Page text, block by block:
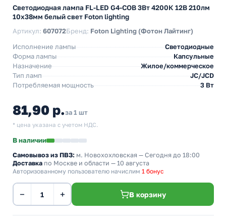
Светодиодная лампа FL-LED G4-COB 3Вт 4200К 12В 210лм
10x38мм белый свет Foton lighting
Артикул: 607072Бренд: Foton Lighting (Фотон Лайтинг)
Исполнение лампы
Светодиодные
Форма лампы
Капсульные
Назначение
Жилое/коммерческое
Тип ламп
JC/JCD
Потребляемая мощность
3 Вт
81,90 р.за 1 шт
* цена указана с учетом НДС.
В наличии
Самовывоз из ПВЗ: м. Новохохловская — Сегодня до 18:00
Доставка по Москве и области — 10 августа
Авторизованному пользователю начислим 1 бонус
− + В корзину